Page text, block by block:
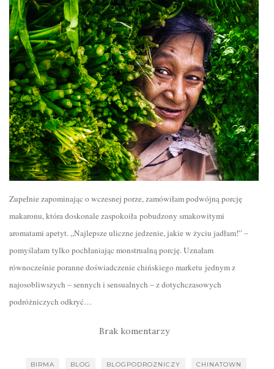
Zupełnie zapominając o wczesnej porze, zamówiłam podwójną porcję
makaronu, która doskonale zaspokoiła pobudzony smakowitymi
aromatami apetyt. „Najlepsze uliczne jedzenie, jakie w życiu jadłam!” –
pomyślałam tylko pochłaniając monstrualną porcję. Uznałam
równocześnie poranne doświadczenie chińskiego marketu jednym z
najosobliwszych – sennych i sensualnych – z dotychczasowych
podróżniczych odkryć…
Brak komentarzy
BIRMA BLOG BLOGPODROZNICZY CHINATOWN